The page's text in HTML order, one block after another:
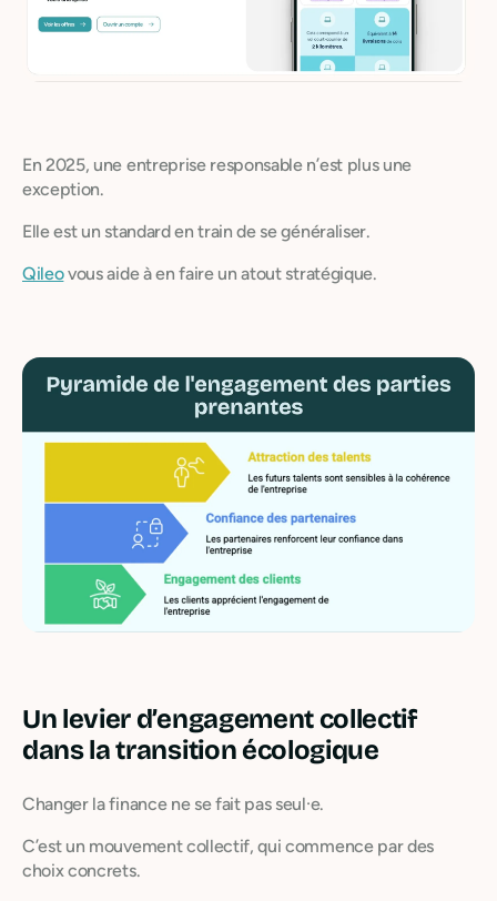
En 2025, une entreprise responsable n’est plus une
exception.
Elle est un standard en train de se généraliser.
Qileovous aide à en faire un atout stratégique.
Un levier d’engagement collectif
dans la transition écologique
Changer la finance ne se fait pas seul·e.
C’est un mouvement collectif, qui commence par des
choix concrets.